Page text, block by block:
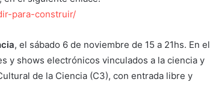
para-construir/
, el sábado 6 de noviembre de 15 a 21hs. En el
y shows electrónicos vinculados a la ciencia y
de la Ciencia (C3), con entrada libre y